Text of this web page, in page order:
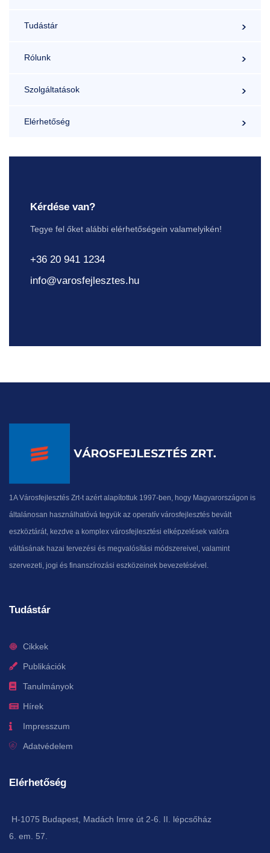
Tudástár
Rólunk
Szolgáltatások
Elérhetőség
Kérdése van?
Tegye fel őket alábbi elérhetőségein valamelyikén!
+36 20 941 1234
info@varosfejlesztes.hu
1A Városfejlesztés Zrt-t azért alapítottuk 1997-ben, hogy Magyarországon is
általánosan használhatóvá tegyük az operatív városfejlesztés bevált
eszköztárát, kezdve a komplex városfejlesztési elképzelések valóra
váltásának hazai tervezési és megvalósítási módszereivel, valamint
szervezeti, jogi és finanszírozási eszközeinek bevezetésével.
Tudástár
Cikkek
Publikációk
Tanulmányok
Hírek
Impresszum
Adatvédelem
Elérhetőség
H-1075 Budapest, Madách Imre út 2-6. II. lépcsőház
6. em. 57.